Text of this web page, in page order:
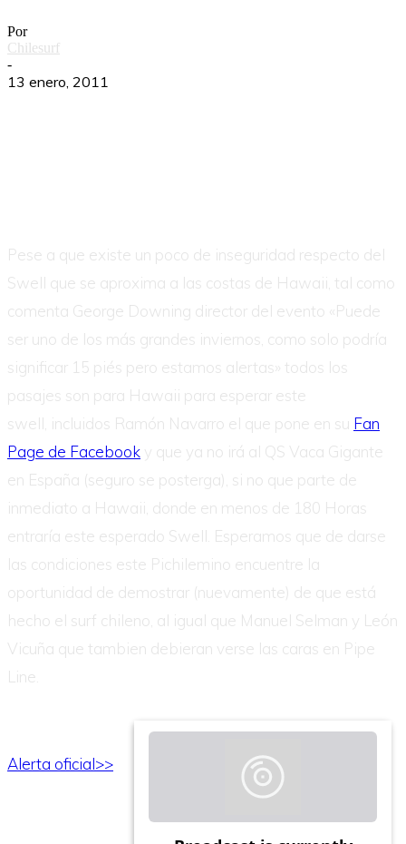
Por
Chilesurf
-
13 enero, 2011
Pese a que existe un poco de inseguridad respecto del
Swell que se aproxima a las costas de Hawaii, tal como
comenta George Downing director del evento «Puede
ser uno de los más grandes inviernos, como solo podría
significar 15 piés pero estamos alertas» todos los
pasajes son para Hawaii para esperar este
swell, incluidos Ramón Navarro el que pone en su Fan
Page de Facebook y que ya no irá al QS Vaca Gigante
en España (seguro se posterga), si no que parte de
inmediato a Hawaii, donde en menos de 180 Horas
entraría este esperado Swell. Esperamos que de darse
las condiciones este Pichilemino encuentre la
oportunidad de demostrar (nuevamente) de que está
hecho el surf chileno, al igual que Manuel Selman y León
Vicuña que tambien debieran verse las caras en Pipe
Line.
Alerta oficial>>